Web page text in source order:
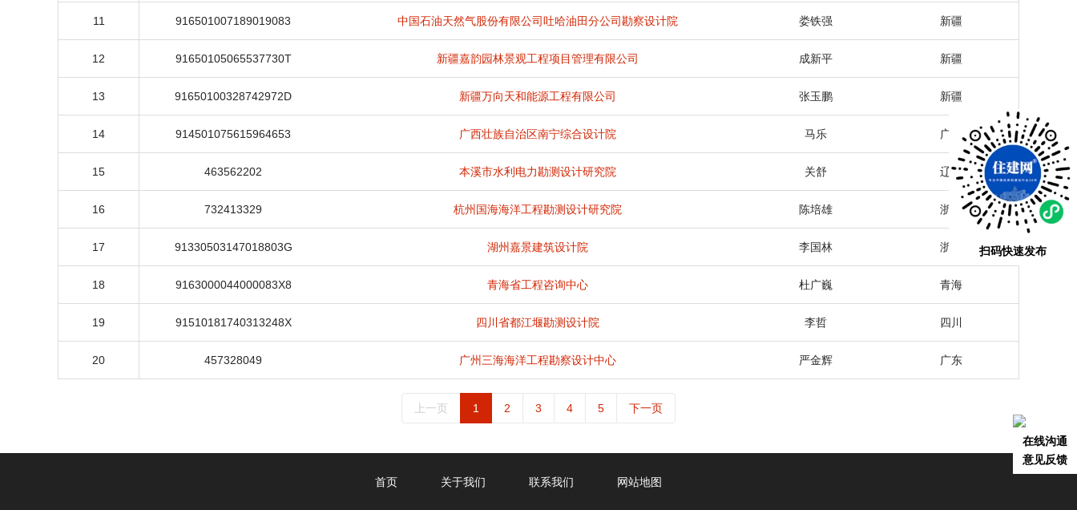
11 916501007189019083 中国石油天然气股份有限公司吐哈油田分公司勘察设计院 娄铁强 新疆
12 91650105065537730T 新疆嘉韵园林景观工程项目管理有限公司 成新平 新疆
13 91650100328742972D 新疆万向天和能源工程有限公司 张玉鹏 新疆
14 914501075615964653 广西壮族自治区南宁综合设计院 马乐 广西
15 463562202 本溪市水利电力勘测设计研究院 关舒 辽宁
16 732413329 杭州国海海洋工程勘测设计研究院 陈培雄 浙江
17 91330503147018803G 湖州嘉景建筑设计院 李国林 浙江
18 9163000044000083X8 青海省工程咨询中心 杜广巍 青海
19 91510181740313248X 四川省都江堰勘测设计院 李哲 四川
20 457328049 广州三海海洋工程勘察设计中心 严金辉 广东
上一页 1 2 3 4 5 下一页
首页 关于我们 联系我们 网站地图
扫码快速发布
在线沟通
意见反馈